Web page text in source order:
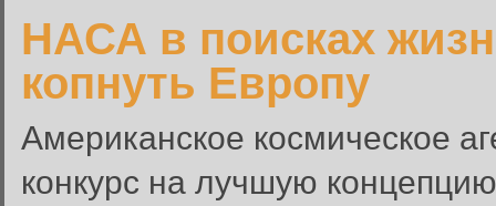
НАСА в поисках
копнуть Европу
Американское космическое
конкурс на лучшую